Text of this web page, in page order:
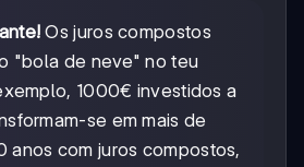
Os juros compostos
"bola de neve" no teu
1000€ investidos a
se em mais de
anos com juros compostos,